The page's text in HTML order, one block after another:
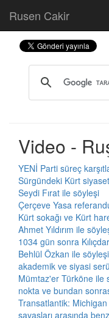
Rusen Cakir
Video -
YENİ Parti süreç
Sürgündeki Kürt
Seydi Fırat ile söyleşi
Çerçeve Yasa
Kürt sokağı ve Kürt
Ahmet Yıldırım ile
1034 gün sonra
Behlül Özkan ile
akademik ve siyasi
Mümtaz'er Türköne ile
nokta ve bundan
Transatlantik:
savaşları arasında